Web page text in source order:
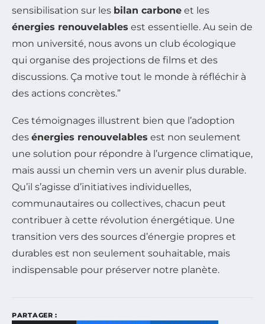
sensibilisation sur les bilan carbone et les
énergies renouvelables est essentielle. Au sein de
mon université, nous avons un club écologique
qui organise des projections de films et des
discussions. Ça motive tout le monde à réfléchir à
des actions concrètes.”
Ces témoignages illustrent bien que l’adoption
des énergies renouvelables est non seulement
une solution pour répondre à l’urgence climatique,
mais aussi un chemin vers un avenir plus durable.
Qu’il s’agisse d’initiatives individuelles,
communautaires ou collectives, chacun peut
contribuer à cette révolution énergétique. Une
transition vers des sources d’énergie propres et
durables est non seulement souhaitable, mais
indispensable pour préserver notre planète.
PARTAGER :